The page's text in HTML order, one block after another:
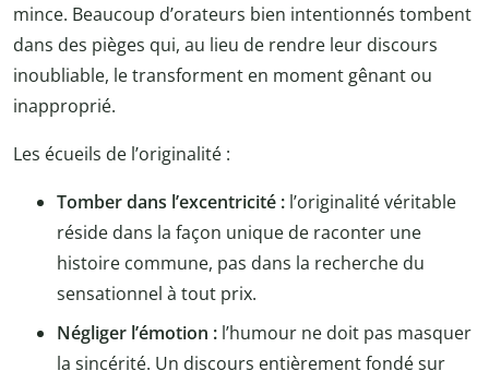
mince. Beaucoup d’orateurs bien intentionnés tombent
dans des pièges qui, au lieu de rendre leur discours
inoubliable, le transforment en moment gênant ou
inapproprié.
Les écueils de l’originalité :
Tomber dans l’excentricité : l’originalité véritable
réside dans la façon unique de raconter une
histoire commune, pas dans la recherche du
sensationnel à tout prix.
Négliger l’émotion : l’humour ne doit pas masquer
la sincérité. Un discours entièrement fondé sur